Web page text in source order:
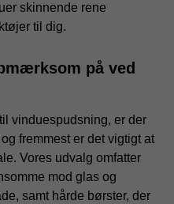
skinnende rene
til dig.
på ved
vinduespudsning, er der
fremmest er det vigtigt at
Vores udvalg omfatter
mod glas og
samt hårde børster, der